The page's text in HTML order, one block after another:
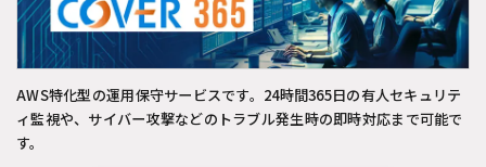
AWS特化型の運用保守サービスです。24時間365日の有人セキュリテ
ィ監視や、サイバー攻撃などのトラブル発生時の即時対応まで可能で
す。